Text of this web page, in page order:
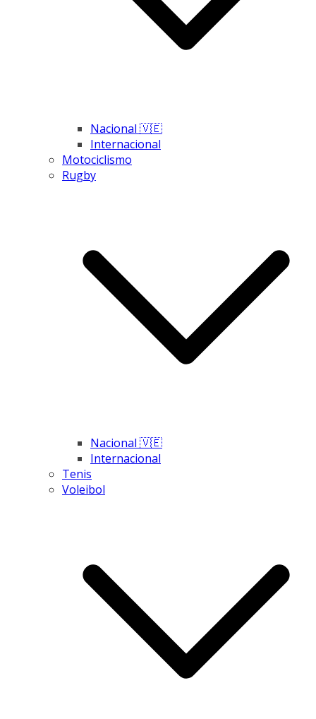
Nacional 🇻🇪
Internacional
Motociclismo
Rugby
Nacional 🇻🇪
Internacional
Tenis
Voleibol